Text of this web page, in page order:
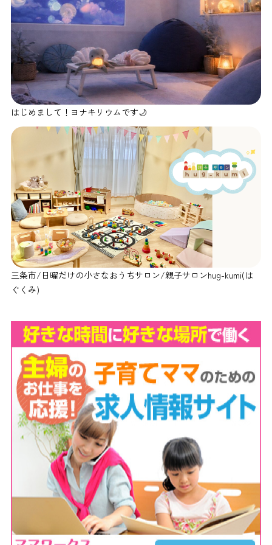
はじめまして！ヨナキリウムです🌙
三条市/日曜だけの小さなおうちサロン/親子サロンhug-kumi(は
ぐくみ)